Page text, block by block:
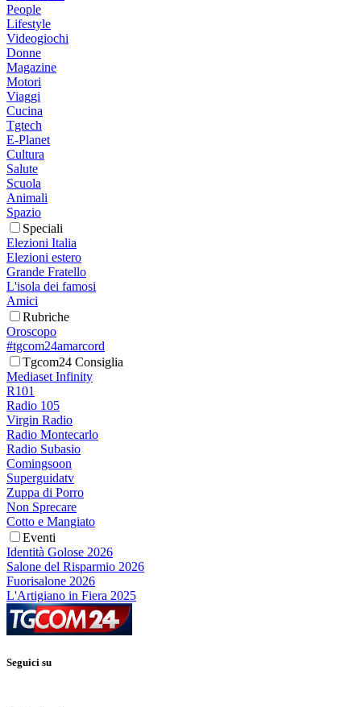
People
Lifestyle
Videogiochi
Donne
Magazine
Motori
Viaggi
Cucina
Tgtech
E-Planet
Cultura
Salute
Scuola
Animali
Spazio
Speciali
Elezioni Italia
Elezioni estero
Grande Fratello
L'isola dei famosi
Amici
Rubriche
Oroscopo
#tgcom24amarcord
Tgcom24 Consiglia
Mediaset Infinity
R101
Radio 105
Virgin Radio
Radio Montecarlo
Radio Subasio
Comingsoon
Superguidatv
Zuppa di Porro
Non Sprecare
Cotto e Mangiato
Eventi
Identità Golose 2026
Salone del Risparmio 2026
Fuorisalone 2026
L'Artigiano in Fiera 2025
Seguici su